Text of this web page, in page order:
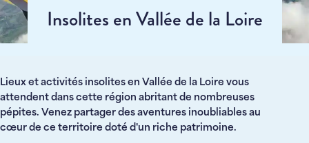
Insolites en Vallée de la Loire
Lieux et activités insolites en Vallée de la Loire vous
attendent dans cette région abritant de nombreuses
pépites. Venez partager des aventures inoubliables au
cœur de ce territoire doté d'un riche patrimoine.